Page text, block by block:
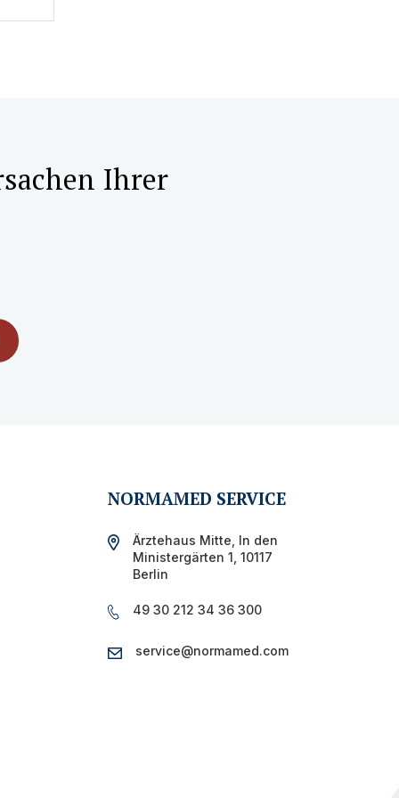
Ihrer
NORMAMED SERVICE
Ärztehaus Mitte, In den
Ministergärten 1, 10117
Berlin
49 30 212 34 36 300
service@normamed.com